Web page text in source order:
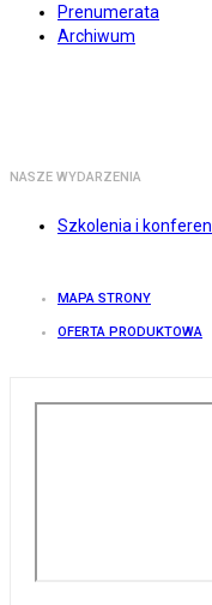
Prenumerata
Archiwum
NASZE WYDARZENIA
Szkolenia i
MAPA STRONY
OFERTA PRODUKTOWA